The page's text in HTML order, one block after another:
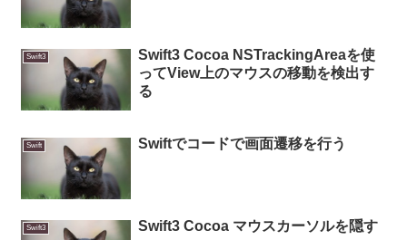
Swift3
Swift3 Cocoa NSTrackingAreaを使
ってView上のマウスの移動を検出す
る
Swift Swiftでコードで画面遷移を行う
Swift3 Swift3 Cocoa マウスカーソルを隠す